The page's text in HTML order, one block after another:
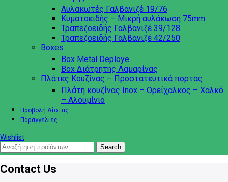
Αυλακωτές Γαλβανιζέ 19/76
Κυματοειδής – Μικρή αυλάκωση 75mm
Τραπεζοειδής Γαλβανιζέ 39/128
Τραπεζοειδής Γαλβανιζέ 42/250
Boxes
Box Metal Deploye
Box Διάτρητης Λαμαρίνας
Πλάτες Κουζίνας – Προστατευτικά πόρτας
Πλάτη κουζίνας Inox – Ορείχαλκος – Χαλκό
– Αλουμίνιο
Προβολή Λίστας
Παραγγελίες
Wishlist
Search
Contact Us